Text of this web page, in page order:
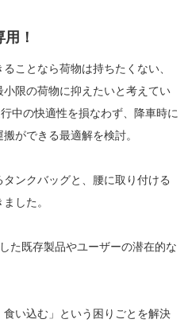
！
ことなら荷物は持ちたくない、
限の荷物に抑えたいと考えてい
中の快適性を損なわず、降車時に
ができる最適解を検討。
ンクバッグと、腰に取り付ける
した。
た既存製品やユーザーの潜在的な
食い込む」という困りごとを解決